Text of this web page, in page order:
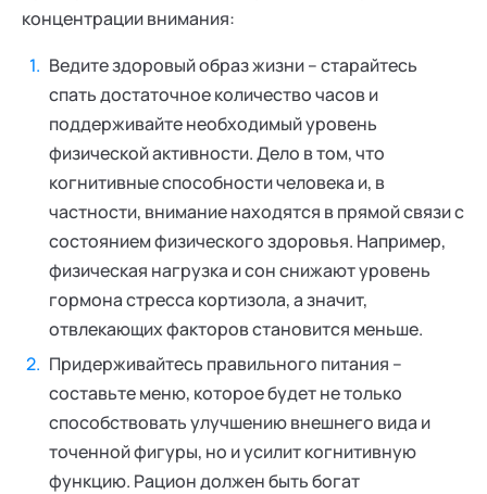
концентрации внимания:
Ведите здоровый образ жизни – старайтесь
спать достаточное количество часов и
поддерживайте необходимый уровень
физической активности. Дело в том, что
когнитивные способности человека и, в
частности, внимание находятся в прямой связи с
состоянием физического здоровья. Например,
физическая нагрузка и сон снижают уровень
гормона стресса кортизола, а значит,
отвлекающих факторов становится меньше.
Придерживайтесь правильного питания –
составьте меню, которое будет не только
способствовать улучшению внешнего вида и
точенной фигуры, но и усилит когнитивную
функцию. Рацион должен быть богат